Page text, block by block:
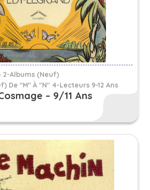
2-Albums (Neuf)
De "M" À "N" 4-Lecteurs 9-12 Ans
– 9/11 Ans